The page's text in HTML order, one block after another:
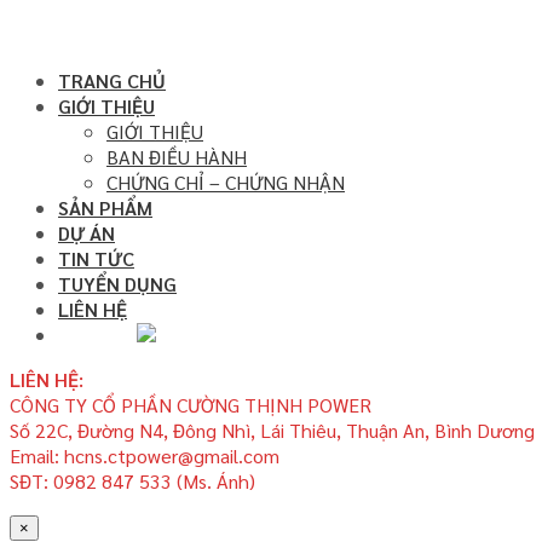
TRANG CHỦ
GIỚI THIỆU
GIỚI THIỆU
BAN ĐIỀU HÀNH
CHỨNG CHỈ – CHỨNG NHẬN
SẢN PHẨM
DỰ ÁN
TIN TỨC
TUYỂN DỤNG
LIÊN HỆ
LIÊN HỆ:
CÔNG TY CỔ PHẦN CƯỜNG THỊNH POWER
Số 22C, Đường N4, Đông Nhì, Lái Thiêu, Thuận An, Bình Dương
Email: hcns.ctpower@gmail.com
SĐT: 0982 847 533 (Ms. Ánh)
×